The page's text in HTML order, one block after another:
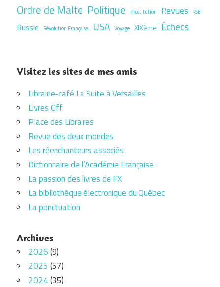
Ordre de Malte Politique Prostitution Revues RSE
Russie Révolution Française USA Voyage XIXème Échecs
Visitez les sites de mes amis
Librairie-café La Suite à Versailles
Livres Off
Place des Libraires
Revue des deux mondes
Les réenchanteurs associés
Dictionnaire de l’Académie Française
La passion des livres de FX
La bibliothèque électronique du Québec
La ponctuation
Archives
2026(9)
2025 (57)
2024(35)